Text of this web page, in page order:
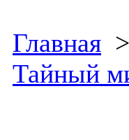
Главная
Тайный